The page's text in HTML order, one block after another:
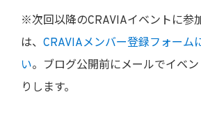
※次回以降のCRAVIAイベントに参
は、 CRAVIAメンバー登録フォーム
い。ブログ公開前にメールでイベ
りします。